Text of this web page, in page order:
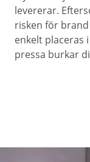
levererar.
risken för
enkelt placeras
pressa burkar